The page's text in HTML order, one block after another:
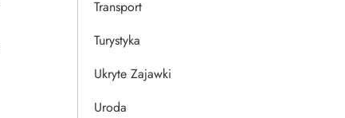
Transport
Turystyka
Ukryte Zajawki
Uroda